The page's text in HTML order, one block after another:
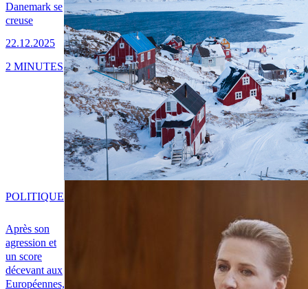
Danemark se
creuse
22.12.2025
2 MINUTES
Après son
agression et
un score
décevant aux
Européennes,
POLITIQUE